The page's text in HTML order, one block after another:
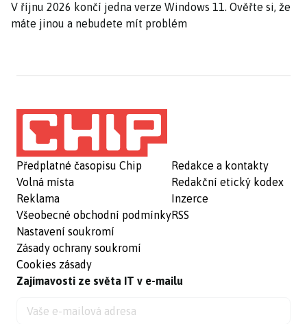
V říjnu 2026 končí jedna verze Windows 11. Ověřte si, že
máte jinou a nebudete mít problém
Předplatné časopisu Chip
Volná místa
Reklama
Všeobecné obchodní podmínky
Nastavení soukromí
Zásady ochrany soukromí
Cookies zásady
Redakce a kontakty
Redakční etický kodex
Inzerce
RSS
Zajímavosti ze světa IT v e-mailu